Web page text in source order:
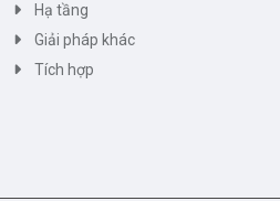
Hạ tầng
Giải pháp khác
Tích hợp